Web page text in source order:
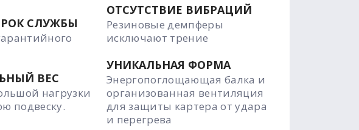
СЛУЖБЫ
ВЕС
нагрузки
подвеску.
ОТСУТСТВИЕ ВИБРАЦИЙ
Резиновые демпферы
исключают трение
УНИКАЛЬНАЯ ФОРМА
Энергопоглощающая балка и
организованная вентиляция
для защиты картера от удара
и перегрева